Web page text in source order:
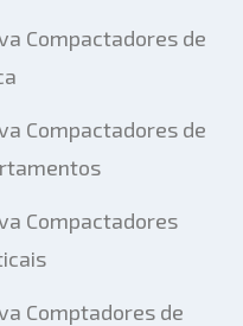
Compactadores de
Compactadores de
Compactadores
Comptadores de